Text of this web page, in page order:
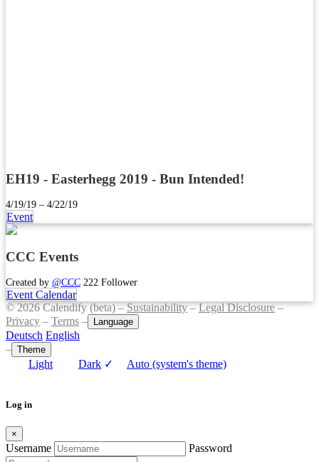
EH19 - Easterhegg 2019 - Bun Intended!
4/19/19 – 4/22/19
Event
CCC Events
Created by @CCC 222 Follower
Event Calendar
© 2026 Calendify (beta) –Sustainability–Legal Disclosure–
Privacy – Terms – Language
Deutsch English
– Theme
Light Dark ✓ Auto (system's theme)
Log in
×
Username Password